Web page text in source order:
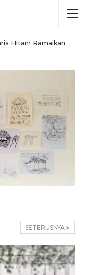
Hitam Ramaikan
SETERUSNYA